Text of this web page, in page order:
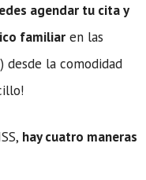
agendar tu cita y
familiar en las
desde la comodidad
hay cuatro maneras